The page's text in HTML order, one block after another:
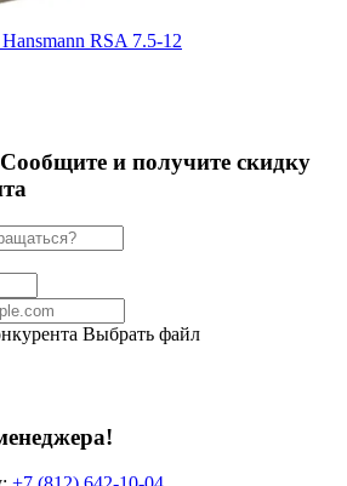
RSA 7.5-12
и получите скидку
Выбрать файл